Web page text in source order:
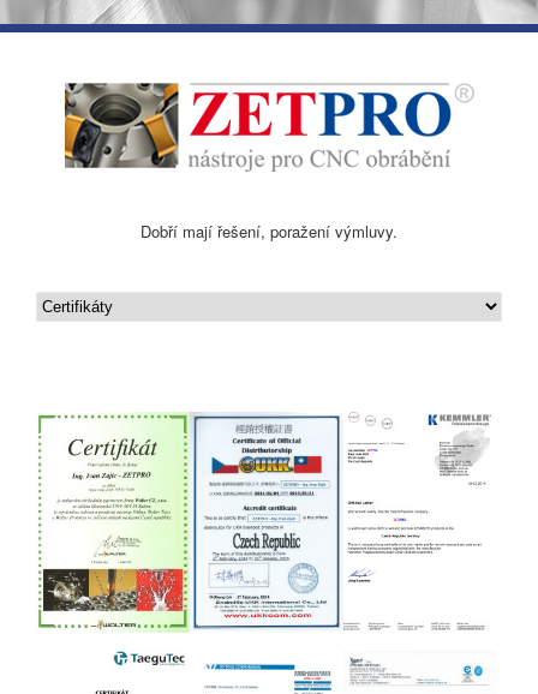
Dobří mají řešení, poražení výmluvy.